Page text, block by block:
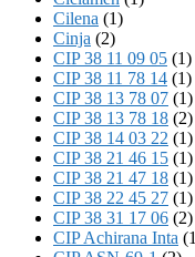
Cilena (1)
Cinja (2)
CIP 38 11 09 05 (1)
CIP 38 11 78 14 (1)
CIP 38 13 78 07 (1)
CIP 38 13 78 18 (2)
CIP 38 14 03 22 (1)
CIP 38 21 46 15 (1)
CIP 38 21 47 18 (1)
CIP 38 22 45 27 (1)
CIP 38 31 17 06 (2)
CIP Achirana Inta